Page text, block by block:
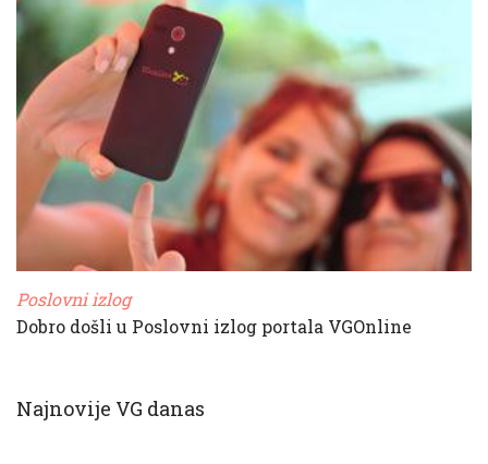
Poslovni izlog
Dobro došli u Poslovni izlog portala VGOnline
Najnovije VG danas